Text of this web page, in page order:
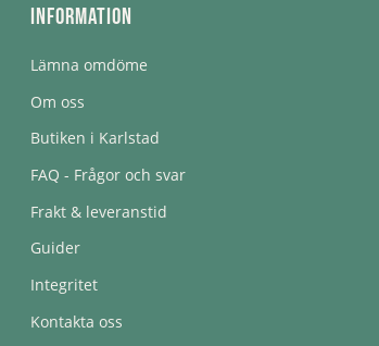
Information
Lämna omdöme
Om oss
Butiken i Karlstad
FAQ - Frågor och svar
Frakt & leveranstid
Guider
Integritet
Kontakta oss